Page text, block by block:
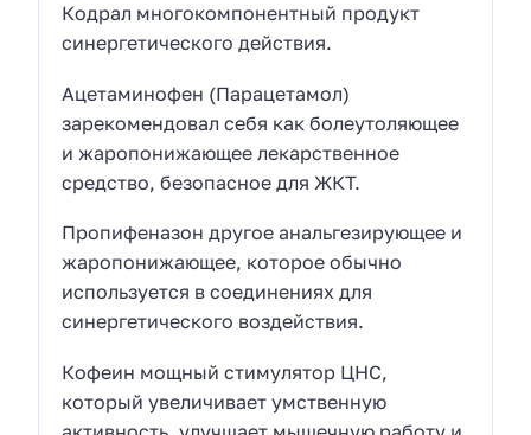
Кодрал многокомпонентный продукт
синергетического действия.
Ацетаминофен (Парацетамол)
зарекомендовал себя как болеутоляющее
и жаропонижающее лекарственное
средство, безопасное для ЖКТ.
Пропифеназон другое анальгезирующее и
жаропонижающее, которое обычно
используется в соединениях для
синергетического воздействия.
Кофеин мощный стимулятор ЦНС,
который увеличивает умственную